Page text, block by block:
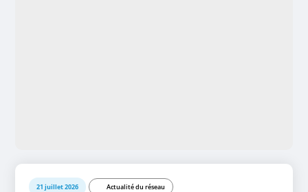
21 juillet 2026 Actualité du réseau